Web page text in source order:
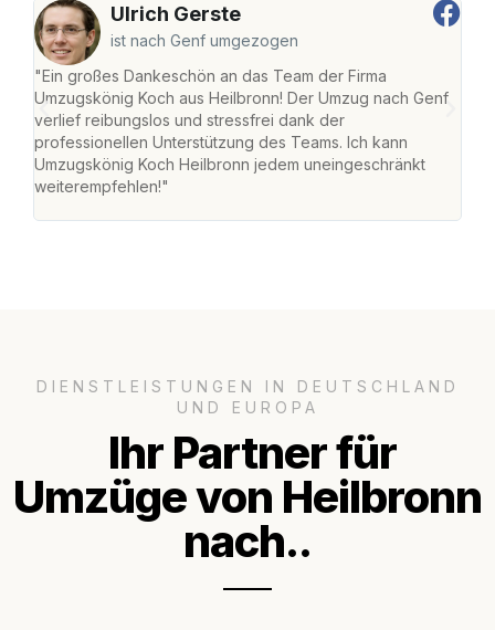
Ulrich Gerste
ist nach Genf umgezogen
"Ein großes Dankeschön an das Team der Firma
Umzugskönig Koch aus Heilbronn! Der Umzug nach Genf
verlief reibungslos und stressfrei dank der
professionellen Unterstützung des Teams. Ich kann
Umzugskönig Koch Heilbronn jedem uneingeschränkt
weiterempfehlen!"
DIENSTLEISTUNGEN IN DEUTSCHLAND
UND EUROPA
Ihr Partner für
Umzüge von Heilbronn
nach..